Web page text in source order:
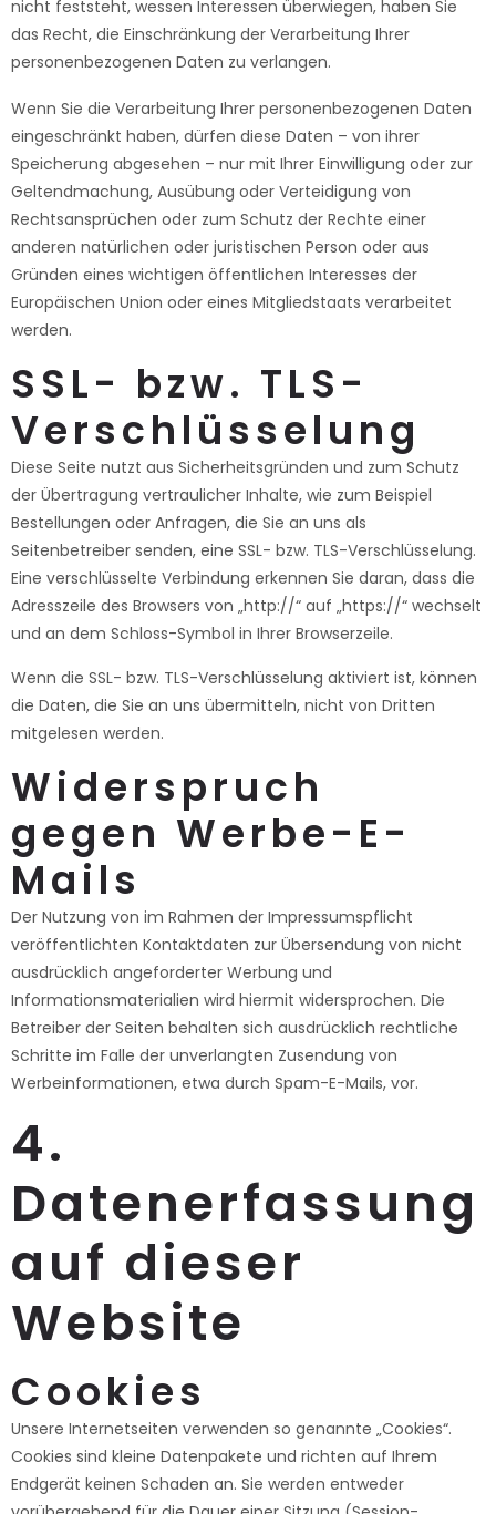
nicht feststeht, wessen Interessen überwiegen, haben Sie
das Recht, die Einschränkung der Verarbeitung Ihrer
personenbezogenen Daten zu verlangen.
Wenn Sie die Verarbeitung Ihrer personenbezogenen Daten
eingeschränkt haben, dürfen diese Daten – von ihrer
Speicherung abgesehen – nur mit Ihrer Einwilligung oder zur
Geltendmachung, Ausübung oder Verteidigung von
Rechtsansprüchen oder zum Schutz der Rechte einer
anderen natürlichen oder juristischen Person oder aus
Gründen eines wichtigen öffentlichen Interesses der
Europäischen Union oder eines Mitgliedstaats verarbeitet
werden.
SSL- bzw. TLS-
Verschlüsselung
Diese Seite nutzt aus Sicherheitsgründen und zum Schutz
der Übertragung vertraulicher Inhalte, wie zum Beispiel
Bestellungen oder Anfragen, die Sie an uns als
Seitenbetreiber senden, eine SSL- bzw. TLS-Verschlüsselung.
Eine verschlüsselte Verbindung erkennen Sie daran, dass die
Adresszeile des Browsers von „http://“ auf „https://“ wechselt
und an dem Schloss-Symbol in Ihrer Browserzeile.
Wenn die SSL- bzw. TLS-Verschlüsselung aktiviert ist, können
die Daten, die Sie an uns übermitteln, nicht von Dritten
mitgelesen werden.
Widerspruch
gegen Werbe-E-
Mails
Der Nutzung von im Rahmen der Impressumspflicht
veröffentlichten Kontaktdaten zur Übersendung von nicht
ausdrücklich angeforderter Werbung und
Informationsmaterialien wird hiermit widersprochen. Die
Betreiber der Seiten behalten sich ausdrücklich rechtliche
Schritte im Falle der unverlangten Zusendung von
Werbeinformationen, etwa durch Spam-E-Mails, vor.
4.
Datenerfassung
auf dieser
Website
Cookies
Unsere Internetseiten verwenden so genannte „Cookies“.
Cookies sind kleine Datenpakete und richten auf Ihrem
Endgerät keinen Schaden an. Sie werden entweder